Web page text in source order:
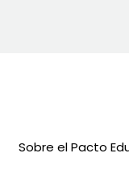
Sobre el Pacto